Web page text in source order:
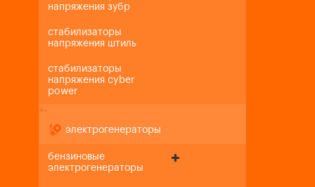
напряжения зубр
стабилизаторы
напряжения штиль
стабилизаторы
напряжения cyber
power
+-
электрогенераторы
бензиновые
электрогенераторы